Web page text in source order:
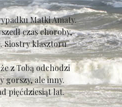
Matki Amaty.
czas choroby,
Siostry klasztoru
z Tobą odchodzi
gorszy, ale inny.
pięćdziesiąt lat.